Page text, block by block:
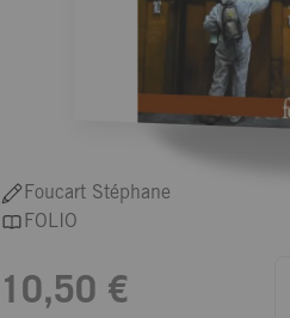
Foucart Stéphane
FOLIO
10,50 €